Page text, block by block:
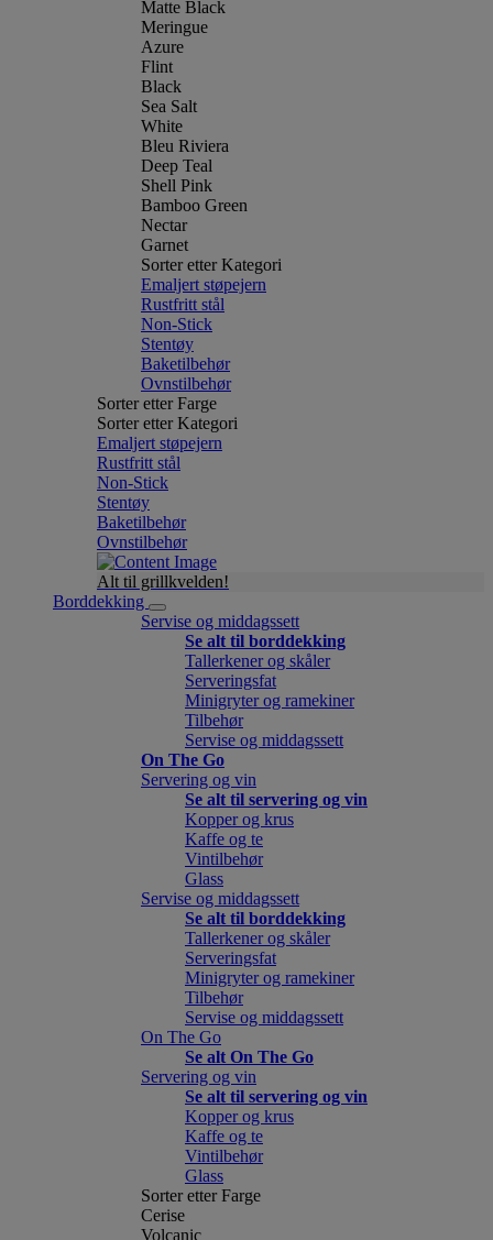
Matte Black
Meringue
Azure
Flint
Black
Sea Salt
White
Bleu Riviera
Deep Teal
Shell Pink
Bamboo Green
Nectar
Garnet
Sorter etter Kategori
Emaljert støpejern
Rustfritt stål
Non-Stick
Stentøy
Baketilbehør
Ovnstilbehør
Sorter etter Farge
Sorter etter Kategori
Emaljert støpejern
Rustfritt stål
Non-Stick
Stentøy
Baketilbehør
Ovnstilbehør
Alt til grillkvelden!
Borddekking
Servise og middagssett
Se alt til borddekking
Tallerkener og skåler
Serveringsfat
Minigryter og ramekiner
Tilbehør
Servise og middagssett
On The Go
Servering og vin
Se alt til servering og vin
Kopper og krus
Kaffe og te
Vintilbehør
Glass
Servise og middagssett
Se alt til borddekking
Tallerkener og skåler
Serveringsfat
Minigryter og ramekiner
Tilbehør
Servise og middagssett
On The Go
Se alt On The Go
Servering og vin
Se alt til servering og vin
Kopper og krus
Kaffe og te
Vintilbehør
Glass
Sorter etter Farge
Cerise
Volcanic